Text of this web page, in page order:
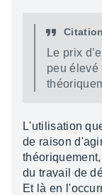
Le prix
peu élevé
L'utilisation
de raison
du travail de
Et là en